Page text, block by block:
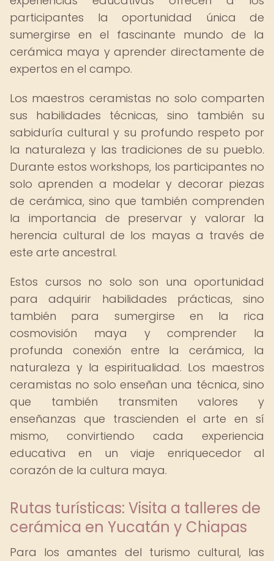
participantes la oportunidad única de
sumergirse en el fascinante mundo de la
cerámica maya y aprender directamente de
expertos en el campo.
Los maestros ceramistas no solo comparten
sus habilidades técnicas, sino también su
sabiduría cultural y su profundo respeto por
la naturaleza y las tradiciones de su pueblo.
Durante estos workshops, los participantes no
solo aprenden a modelar y decorar piezas
de cerámica, sino que también comprenden
la importancia de preservar y valorar la
herencia cultural de los mayas a través de
este arte ancestral.
Estos cursos no solo son una oportunidad
para adquirir habilidades prácticas, sino
también para sumergirse en la rica
cosmovisión maya y comprender la
profunda conexión entre la cerámica, la
naturaleza y la espiritualidad. Los maestros
ceramistas no solo enseñan una técnica, sino
que también transmiten valores y
enseñanzas que trascienden el arte en sí
mismo, convirtiendo cada experiencia
educativa en un viaje enriquecedor al
corazón de la cultura maya.
Rutas turísticas: Visita a talleres de
cerámica en Yucatán y Chiapas
Para los amantes del turismo cultural, las